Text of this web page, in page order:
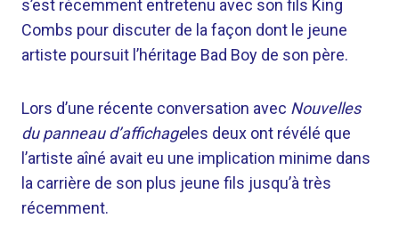
s’est récemment entretenu avec son fils King
Combs pour discuter de la façon dont le jeune
artiste poursuit l’héritage Bad Boy de son père.
Lors d’une récente conversation avec Nouvelles
du panneau d’affichageles deux ont révélé que
l’artiste aîné avait eu une implication minime dans
la carrière de son plus jeune fils jusqu’à très
récemment.